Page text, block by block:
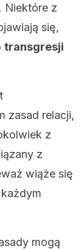
Niektóre z
się,
transgresji
zasad relacji,
z
z
wiąże się
mogą